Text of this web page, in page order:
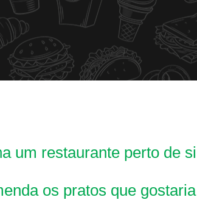
um restaurante perto de si
os pratos que